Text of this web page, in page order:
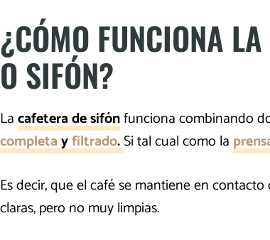
¿CÓMO FUNCIONA
O SIFÓN?
Lacafetera de sifónfunciona combinando
completayfiltrado.Si tal cual como la
Es decir, que el café se mantiene en
claras, pero no muy limpias.